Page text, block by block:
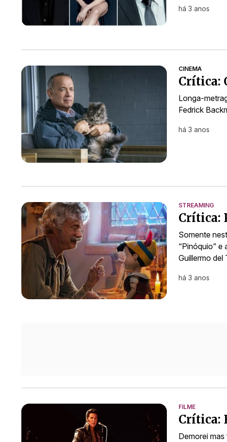
há 3 anos
CINEMA
Crítica:
Longa-
Fedrick
há 3 anos
STREAMING
Crítica:
Somente
“Pinóquio” e
Guillermo
há 3 anos
FILME
Crítica:
Demorei